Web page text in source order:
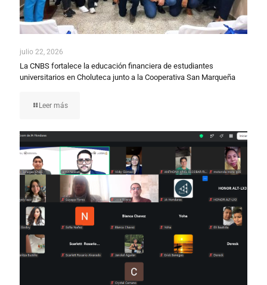
julio 22, 2026
La CNBS fortalece la educación financiera de estudiantes
universitarios en Choluteca junto a la Cooperativa San Marqueña
Leer más